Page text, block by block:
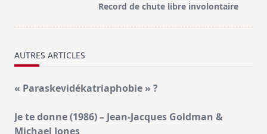
text">Page</span>
Record de chute libre involontaire
AUTRES ARTICLES
« Paraskevidékatriaphobie » ?
Je te donne (1986) – Jean-Jacques Goldman &
Michael Jones